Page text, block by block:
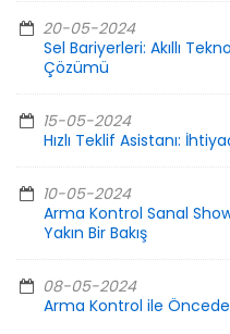
20-05-2024
Sel Bariyerleri: Akıllı
Çözümü
15-05-2024
Hızlı Teklif Asistanı:
10-05-2024
Arma Kontrol Sanal
Yakın Bir Bakış
08-05-2024
Arma Kontrol ile